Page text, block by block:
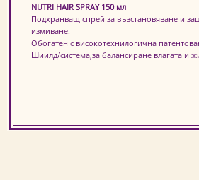
NUTRI HAIR SPRAY 150 мл
Подхранващ спрей за възстановяване и
измиване.
Обогатен с високотехнилогична
Шиилд/система,за балансиране влагата и